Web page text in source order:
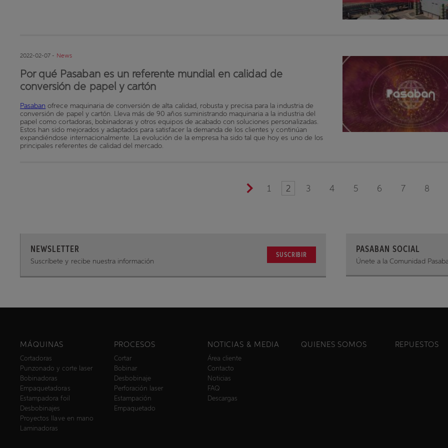
2022-02-07 - News
Por qué Pasaban es un referente mundial en calidad de
conversión de papel y cartón
Pasaban ofrece maquinaria de conversión de alta calidad, robusta y precisa para la industria de
conversión de papel y cartón. Lleva más de 90 años suministrando maquinaria a la industria del
papel como cortadoras, bobinadoras y otros equipos de acabado con soluciones personalizadas.
Estos han sido mejorados y adaptados para satisfacer la demanda de los clientes y continúan
expandiéndose internacionalmente. La evolución de la empresa ha sido tal que hoy es uno de los
principales referentes de calidad del mercado.
1 2 3 4 5 6 7 8
NEWSLETTER
Suscríbete y recibe nuestra información
SUSCRIBIR
PASABAN SOCIAL
Únete a la Comunidad
MÁQUINAS
Cortadoras
Punzonado y corte laser
Bobinadoras
Empaquetadoras
Estampadora foil
Desbobinajes
Proyectos llave en mano
Laminadoras
PROCESOS
Cortar
Bobinar
Desbobinaje
Perforación laser
Estampación
Empaquetado
NOTICIAS & MEDIA
Área cliente
Contacto
Noticias
FAQ
Descargas
QUIENES SOMOS REPUESTOS